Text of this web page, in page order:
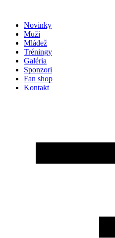
obsah
Novinky
Muži
Mládež
Tréningy
Galéria
Sponzori
Fan shop
Kontakt